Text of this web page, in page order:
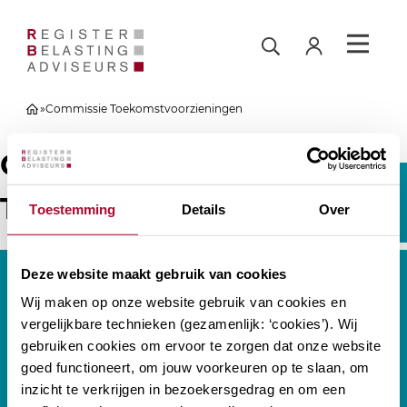
Toestemming Details Over
Deze website maakt gebruik van cookies
Wij maken op onze website gebruik van cookies en
vergelijkbare technieken (gezamenlijk: ‘cookies’). Wij
gebruiken cookies om ervoor te zorgen dat onze website
goed functioneert, om jouw voorkeuren op te slaan, om
inzicht te verkrijgen in bezoekersgedrag en om een
Lid
»Commissie Toekomstvoorzieningen
Commissie:
Commissie
Toekomstvoorzieningen
CONTACT